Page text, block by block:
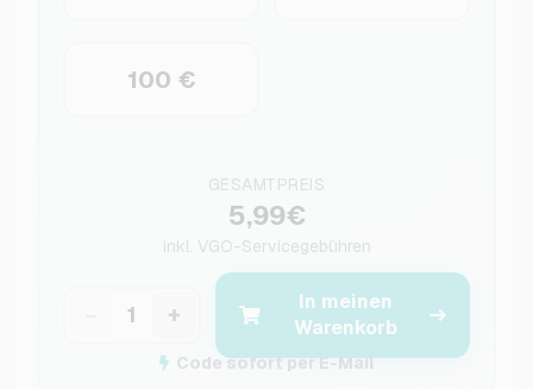
100 €
GESAMTPREIS
5,99€
inkl. VGO-Servicegebühren
+
In meinen
Warenkorb
Code sofort per E-Mail